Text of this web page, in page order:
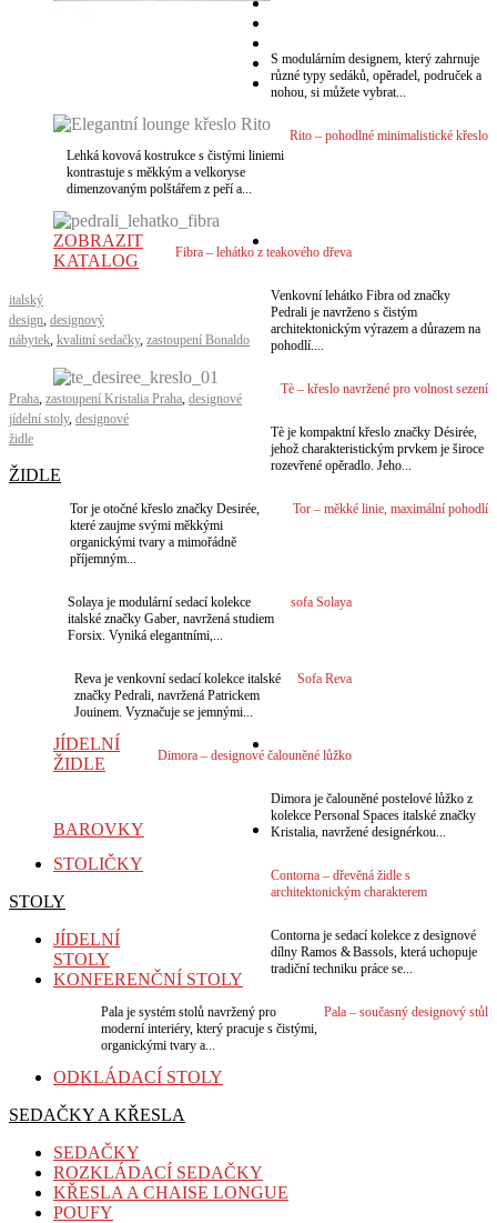
S modulárním designem, který zahrnuje
různé typy sedáků, opěradel, područek a
nohou, si můžete vybrat...
Rito – pohodlné minimalistické křeslo
Lehká kovová kostrukce s čistými liniemi
kontrastuje s měkkým a velkoryse
dimenzovaným polštářem z peří a...
Fibra – lehátko z teakového dřeva
Venkovní lehátko Fibra od značky
Pedrali je navrženo s čistým
architektonickým výrazem a důrazem na
pohodlí....
Tè – křeslo navržené pro volnost sezení
Tè je kompaktní křeslo značky Désirée,
jehož charakteristickým prvkem je široce
rozevřené opěradlo. Jeho...
Tor – měkké linie, maximální pohodlí
Tor je otočné křeslo značky Desirée,
které zaujme svými měkkými
organickými tvary a mimořádně
příjemným...
sofa Solaya
Solaya je modulární sedací kolekce
italské značky Gaber, navržená studiem
Forsix. Vyniká elegantními,...
Sofa Reva
Reva je venkovní sedací kolekce italské
značky Pedrali, navržená Patrickem
Jouinem. Vyznačuje se jemnými...
Dimora – designové čalouněné lůžko
Dimora je čalouněné postelové lůžko z
kolekce Personal Spaces italské značky
Kristalia, navržené designérkou...
Contorna – dřevěná židle s
architektonickým charakterem
Contorna je sedací kolekce z designové
dílny Ramos & Bassols, která uchopuje
tradiční techniku práce se...
Pala – současný designový stůl
Pala je systém stolů navržený pro
moderní interiéry, který pracuje s čistými,
organickými tvary a...
ZOBRAZIT
KATALOG
italský
design designový
nábytek kvalitní sedačky, zastoupení Bonaldo
Praha zastoupení Kristalia Praha designové
jídelní stoly, designové
židle
ŽIDLE
JÍDELNÍ
ŽIDLE
BAROVKY
STOLIČKY
STOLY
JÍDELNÍ
STOLY
KONFERENČNÍ STOLY
ODKLÁDACÍ STOLY
SEDAČKY A KŘESLA
SEDAČKY
ROZKLÁDACÍ SEDAČKY
KŘESLA A CHAISE LONGUE
POUFY